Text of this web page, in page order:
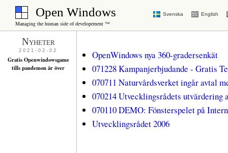
Open Windows
Managing the human side of developement ™
Svenska English
Nyheter
2021-02-02
Gratis Openwindowsgame
tills pandemon är över
OpenWindows nya 360-gradersenkät
071228 Kampanjerbjudande - Gratis
070711 Naturvårdsverket ingår avtal
070214 Utvecklingsrådets utvärdering
070110 DEMO: Fönsterspelet på
Utvecklingsrådet 2006